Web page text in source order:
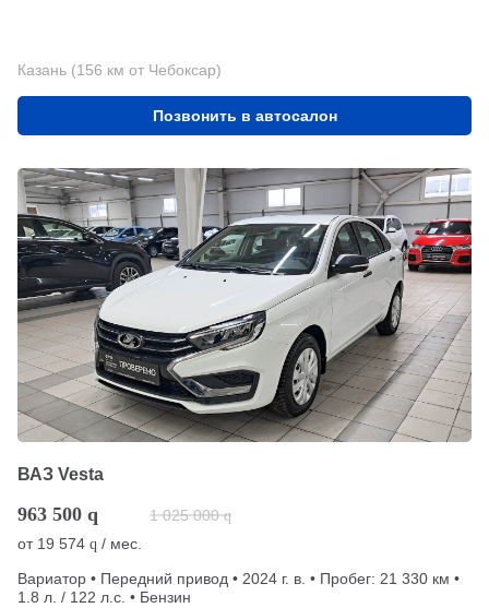
Казань (156 км от Чебоксар)
Позвонить в автосалон
ВАЗ Vesta
963 500 q 1 025 000 q
от 19 574 q / мес.
Вариатор • Передний привод • 2024 г. в. • Пробег: 21 330 км •
1.8 л. / 122 л.с. • Бензин